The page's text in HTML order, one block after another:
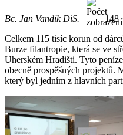
Bc. Jan Vandík DiS.
148
Celkem 115 tisíc korun od
Burze filantropie, která se ve
Uherském Hradišti. Tyto
obecně prospěšných projektů.
který byl jedním z hlavních